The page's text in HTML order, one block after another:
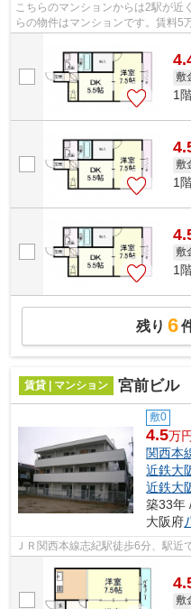
こちらのマンションからは2駅が近
らの物件はマンションです。賃料5
敷
1
敷
1
敷
1
残り 6
賃貸 | マンション 宮前ビル
敷0
4.5万円
関西本
近鉄大
近鉄大
築33年
大阪府
ＪＲ関西本線志紀駅徒歩6分、駅近
敷